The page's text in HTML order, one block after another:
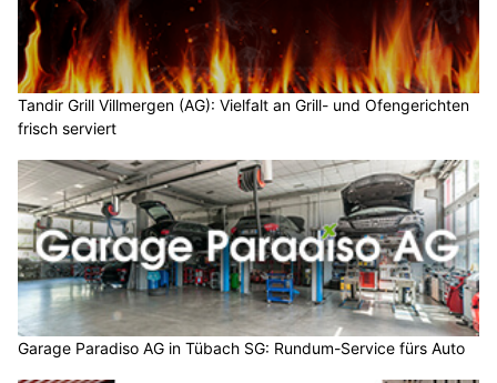
Tandir Grill Villmergen (AG): Vielfalt an Grill- und Ofengerichten
frisch serviert
Garage Paradiso AG in Tübach SG: Rundum-Service fürs Auto